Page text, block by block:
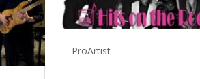
ProArtist